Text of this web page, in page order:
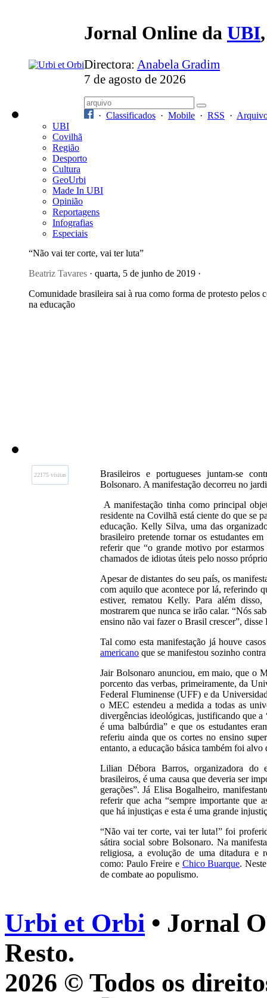
Jornal Online da UBI
Directora: Anabela Gradim
7 de agosto de 2026
· Classificados · Mobile · RSS ·
UBI
Covilhã
Região
Desporto
Cultura
GeoUrbi
Made In UBI
Opinião
Reportagens
Infografias
Especiais
“Não vai ter corte, vai ter luta”
Beatriz Tavares · quarta, 5 de junho de 2019 ·
Comunidade brasileira sai à rua como forma de protesto pelos
na educação
22175 visitas
Brasileiros e portugueses juntam-se
Bolsonaro. A manifestação decorreu no
A manifestação tinha como principal
residente na Covilhã está ciente do que se
educação. Kelly Silva, uma das
brasileiro pretende tornar os estudantes
referir que “o grande motivo por
chamados de idiotas úteis pelo nosso
Apesar de distantes do seu país, os
com aquilo que acontece por lá, referindo
estiver, rematou Kelly. Para além
mostrarem que nunca se irão calar. “Nós
ensino não vai fazer o Brasil crescer”, disse
Tal como esta manifestação já houve
americano que se manifestou sozinho
Jair Bolsonaro anunciou, em maio, que o
porcento das verbas, primeiramente, da
Federal Fluminense (UFF) e da
o MEC estendeu a medida a todas as
divergências ideológicas, justificando que
é uma balbúrdia” e que os estudantes
referiu ainda que os cortes no ensino
entanto, a educação básica também foi alvo
Lilian Débora Barros, organizadora do
brasileiros, é uma causa que deveria ser
gerações”. Já Elisa Bogalheiro,
referir que acha “sempre importante que
que há injustiças e esta é uma grande
“Não vai ter corte, vai ter luta!” foi
sátira social sobre Bolsonaro. Na
religiosa, a evolução de uma ditadura e
como: Paulo Freire e Chico Buarque.
de combate ao populismo.
Urbi et Orbi • Jornal
Resto.
2026 © Todos os